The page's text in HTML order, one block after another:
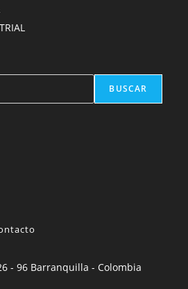
BUSCAR
- 96 Barranquilla - Colombia